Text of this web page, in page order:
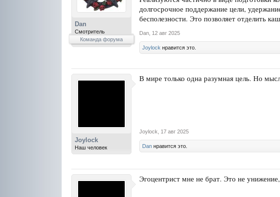
Dan
Смотритель
Команда форума
долгосрочное поддержание цели,
бесполезности. Это позволяет отделить
Dan 12 авг 2025
Joylock нравится это.
Joylock
Наш человек
В мире только одна разумная цель. Но
Joylock 17 авг 2025
Dan нравится это.
Эгоцентрист мне не брат. Это не